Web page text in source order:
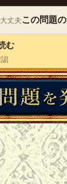
べる『
丈夫この問題
む
認